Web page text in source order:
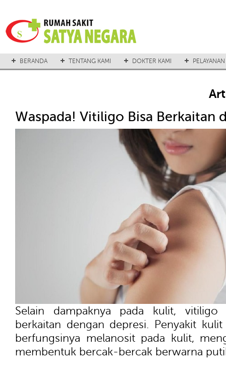
BERANDA TENTANG KAMI DOKTER KAMI PELAYANAN
Waspada! Vitiligo Bisa Berkaitan
Selain dampaknya pada kulit, vitiligo
berkaitan dengan depresi. Penyakit
berfungsinya melanosit pada kulit,
membentuk bercak-bercak berwarna